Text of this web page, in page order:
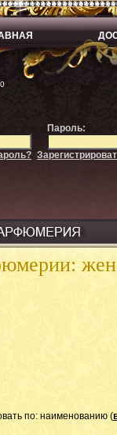
по: наименованию (
Пароль: